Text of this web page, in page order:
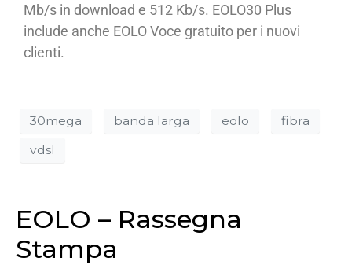
Mb/s in download e 512 Kb/s. EOLO30 Plus
include anche EOLO Voce gratuito per i nuovi
clienti.
30mega banda larga eolo
fibra
vdsl
EOLO – Rassegna
Stampa